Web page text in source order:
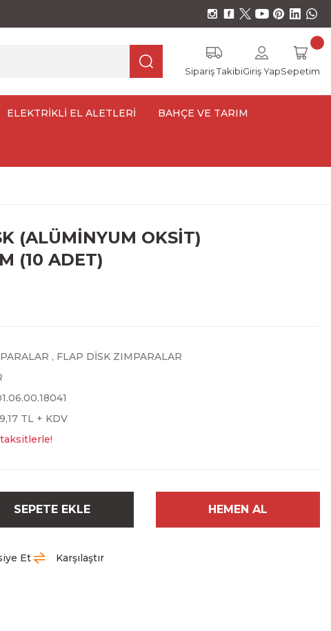
Sipariş TakibiGiriş YapSepetim
ELEKTRİKLİ EL ALETLERİ BAHÇE VE TARIM
(ALÜMİNYUM OKSİT)
(10 ADET)
, FLAP DİSK ZIMPARALAR
TL + KDV
SEPETE EKLE HEMEN AL
Et Karşılaştır